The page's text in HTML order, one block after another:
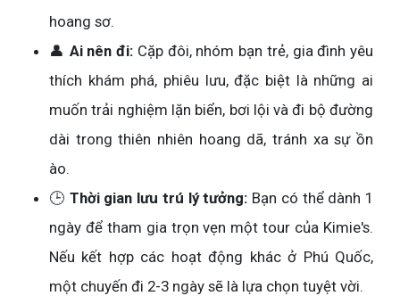
hoang sơ.
👤 Ai nên đi: Cặp đôi, nhóm bạn trẻ, gia đình yêu
thích khám phá, phiêu lưu, đặc biệt là những ai
muốn trải nghiệm lặn biển, bơi lội và đi bộ đường
dài trong thiên nhiên hoang dã, tránh xa sự ồn
ào.
🕒 Thời gian lưu trú lý tưởng: Bạn có thể dành 1
ngày để tham gia trọn vẹn một tour của Kimie's.
Nếu kết hợp các hoạt động khác ở Phú Quốc,
một chuyến đi 2-3 ngày sẽ là lựa chọn tuyệt vời.